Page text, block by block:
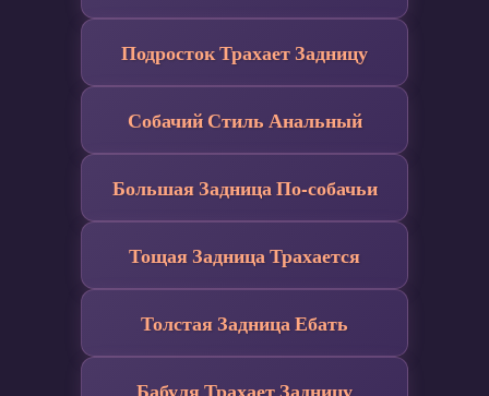
Подросток Трахает Задницу
Собачий Стиль Анальный
Большая Задница По-собачьи
Тощая Задница Трахается
Толстая Задница Ебать